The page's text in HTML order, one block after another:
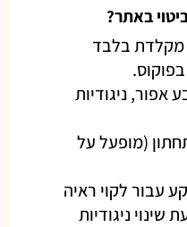
באתר?
מקלדת בלבד
אפור, ניגודיות
(מופעל על
עבור לקוי ראיה
שינוי ניגודיות